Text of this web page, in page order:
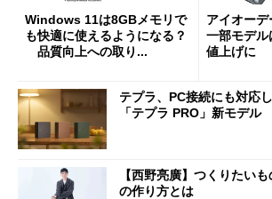
Windows 11は8GBメモリで
も快適に使えるようになる？
品質向上への取り...
アイオーデ
一部モデ
値上げに
テプラ、PC接続にも対応
「テプラ PRO」新モデル
【西野亮廣】つくりたい
の作り方とは